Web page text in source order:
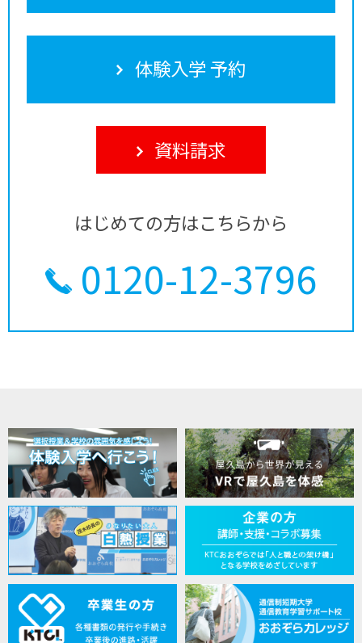
体験入学 予約
資料請求
はじめての方はこちらから
0120-12-3796